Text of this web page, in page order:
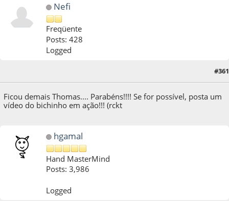
Nefi
Freqüente
Posts: 428
Logged
#361
Ficou demais Thomas.... Parabéns!!!! Se for possível, posta um
vídeo do bichinho em ação!!! (rckt
hgamal
Hand MasterMind
Posts: 3,986
Logged